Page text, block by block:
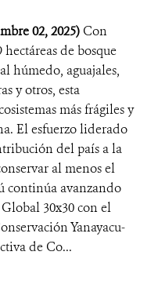
02, 2025) Con
hectáreas de bosque
húmedo, aguajales,
y otros, esta
más frágiles y
El esfuerzo liderado
del país a la
al menos el
continúa avanzando
30x30 con el
Yanayacu-
de Co...